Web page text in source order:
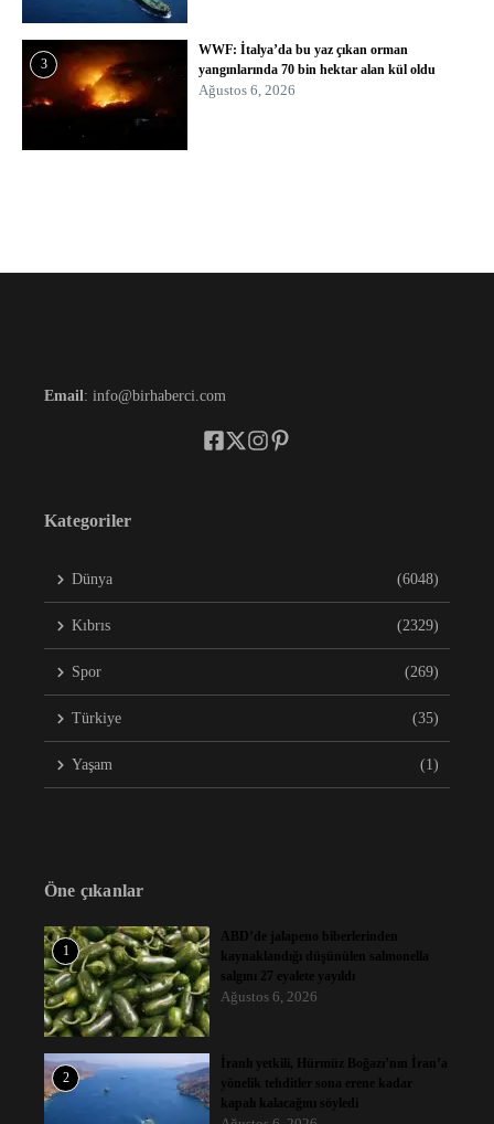
3
WWF: İtalya’da bu yaz çıkan orman
yangınlarında 70 bin hektar alan kül oldu
Ağustos 6, 2026
Email: info@birhaberci.com
Kategoriler
Dünya (6048)
Kıbrıs (2329)
Spor (269)
Türkiye (35)
Yaşam (1)
Öne çıkanlar
1
ABD’de jalapeno biberlerinden
kaynaklandığı düşünülen salmonella
salgını 27 eyalete yayıldı
Ağustos 6, 2026
2
İranlı yetkili, Hürmüz Boğazı’nın İran’a
yönelik tehditler sona erene kadar
kapalı kalacağını söyledi